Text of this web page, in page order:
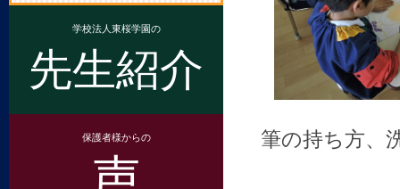
筆の持ち方、
学校法人東桜学園の
先生紹介
保護者様からの
声